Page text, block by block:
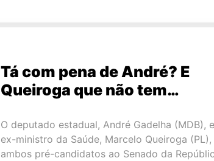
Tá com pena de André? E
Queiroga que não tem…
O deputado estadual, André Gadelha (MDB),
ex-ministro da Saúde, Marcelo Queiroga (PL),
ambos pré-candidatos ao Senado da